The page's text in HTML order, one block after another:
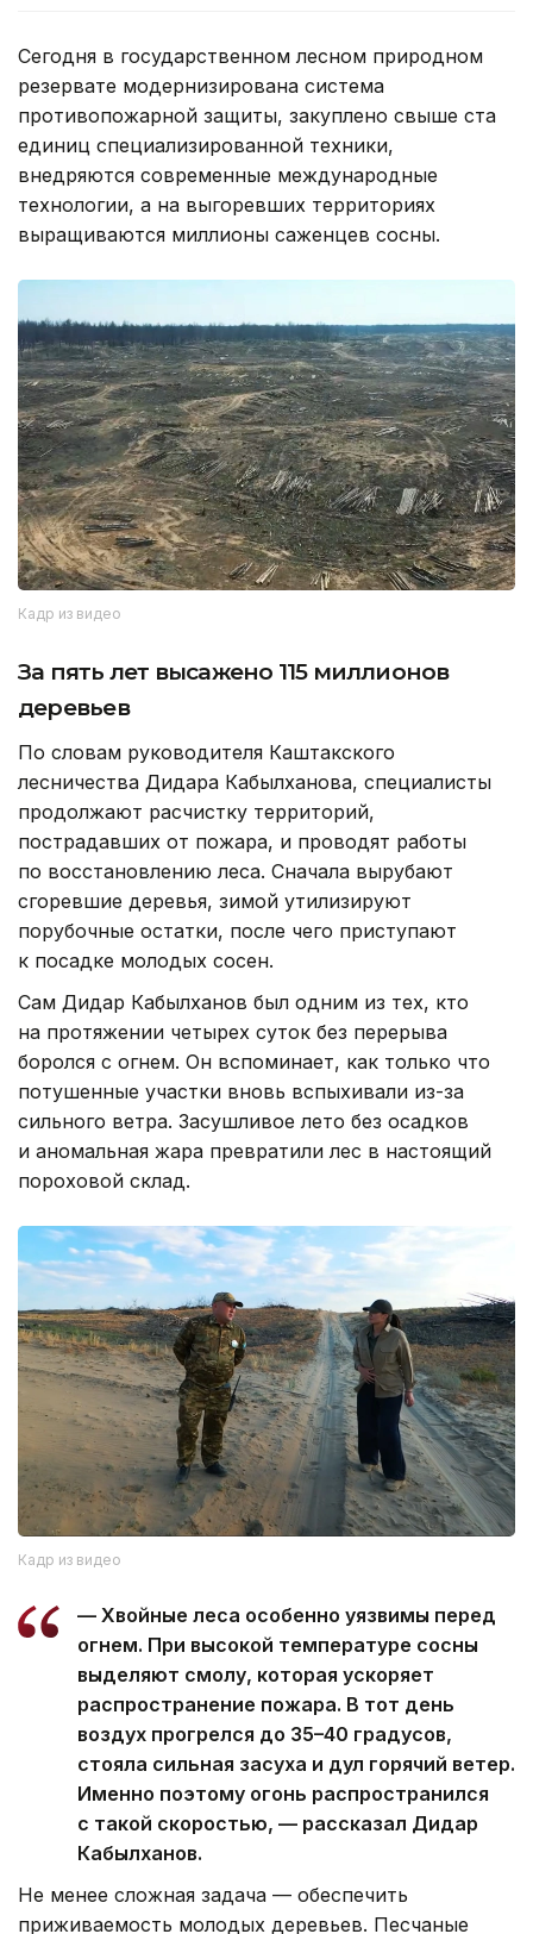
Сегодня в государственном лесном природном
резервате модернизирована система
противопожарной защиты, закуплено свыше ста
единиц специализированной техники,
внедряются современные международные
технологии, а на выгоревших территориях
выращиваются миллионы саженцев сосны.
Кадр из видео
За пять лет высажено 115 миллионов
деревьев
По словам руководителя Каштакского
лесничества Дидара Кабылханова, специалисты
продолжают расчистку территорий,
пострадавших от пожара, и проводят работы
по восстановлению леса. Сначала вырубают
сгоревшие деревья, зимой утилизируют
порубочные остатки, после чего приступают
к посадке молодых сосен.
Сам Дидар Кабылханов был одним из тех, кто
на протяжении четырех суток без перерыва
боролся с огнем. Он вспоминает, как только что
потушенные участки вновь вспыхивали из-за
сильного ветра. Засушливое лето без осадков
и аномальная жара превратили лес в настоящий
пороховой склад.
Кадр из видео
— Хвойные леса особенно уязвимы перед
огнем. При высокой температуре сосны
выделяют смолу, которая ускоряет
распространение пожара. В тот день
воздух прогрелся до 35–40 градусов,
стояла сильная засуха и дул горячий ветер.
Именно поэтому огонь распространился
с такой скоростью, — рассказал Дидар
Кабылханов.
Не менее сложная задача — обеспечить
приживаемость молодых деревьев. Песчаные